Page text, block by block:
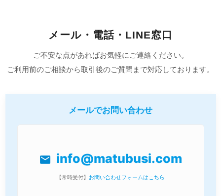
メール・電話・LINE窓口
ご不安な点があればお気軽にご連絡ください。
ご利用前のご相談から取引後のご質問まで対応しております。
メールでお問い合わせ
mail info@matubusi.com
【常時受付】 お問い合わせフォームはこちら